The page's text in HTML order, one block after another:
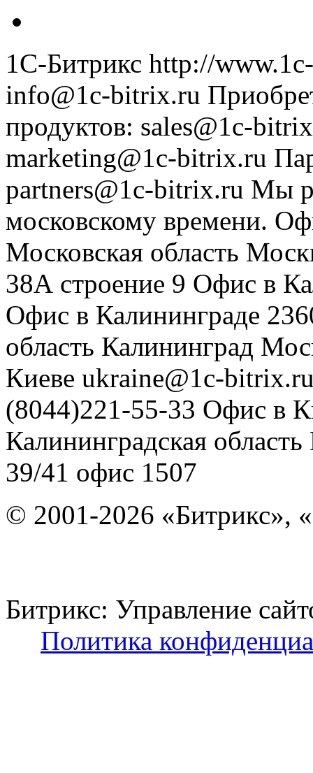
1С-Битрикс http://
info@1c-bitrix.ru
продуктов: sales@1c-
marketing@1c-bitrix.ru
partners@1c-bitrix.ru Мы
московскому времени.
Московская область
38А строение 9 Офис в
Офис в Калининграде
область Калининград
Киеве ukraine@1c-
(8044)221-55-33 Офис в
Калининградская область
39/41 офис 1507
© 2001-2026 «Битрикс»,
Битрикс: Управление
Политика